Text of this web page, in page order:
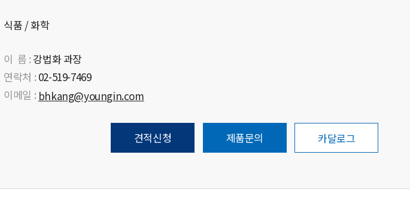
식품 / 화학
이 름 : 강법화 과장
연락처 : 02-519-7469
이메일 : bhkang@youngin.com
견적신청 제품문의 카달로그